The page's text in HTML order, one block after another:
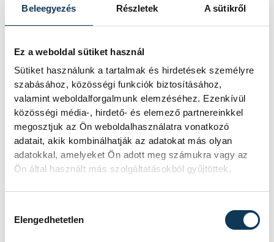
Beleegyezés Részletek A sütikről
Ez a weboldal sütiket használ
Sütiket használunk a tartalmak és hirdetések személyre
szabásához, közösségi funkciók biztosításához,
valamint weboldalforgalmunk elemzéséhez. Ezenkívül
közösségi média-, hirdető- és elemező partnereinkkel
megosztjuk az Ön weboldalhasználatra vonatkozó
adatait, akik kombinálhatják az adatokat más olyan
adatokkal, amelyeket Ön adott meg számukra vagy az
Ön által használt más szolgáltatásokból gyűjtöttek.
Elengedhetetlen
vehirsport.hu
Események
KORÁBBI ESEMÉNYEK BETÖLTÉSE
SOROZAT